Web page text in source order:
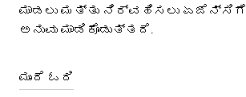
ಮಾಡಲು ಮತ್ತು ನಿರ್ವಹಿಸಲು ಏಜೆನ್ಸಿಗೆ
ಅನುವು ಮಾಡಿಕೊಡುತ್ತದೆ.
ಮುಂದೆ ಓದಿ